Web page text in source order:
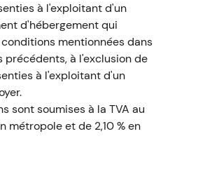
à l'exploitant d'un
d'hébergement qui
mentionnées dans
précédents, à l'exclusion de
à l'exploitant d'un
sont soumises à la TVA au
métropole et de 2,10 % en